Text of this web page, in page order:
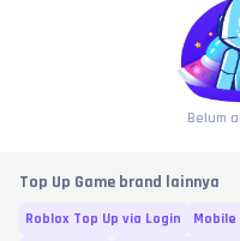
Belum
Top Up Game brand lainnya
Roblox Top Up via Login